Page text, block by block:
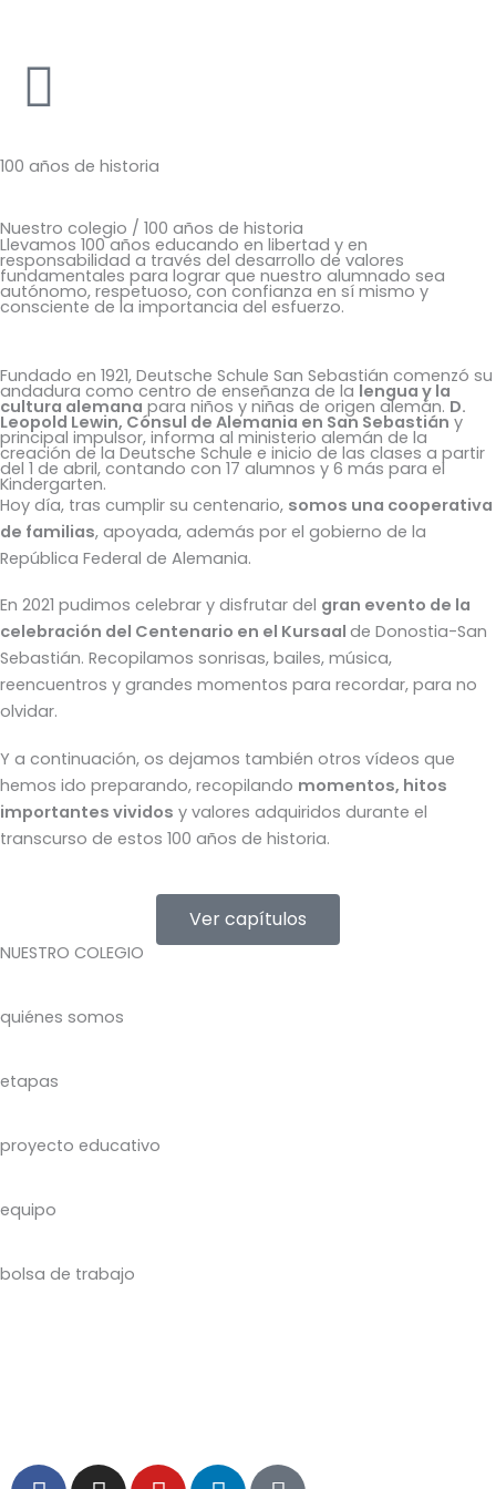
contenido
100 años de historia
Nuestro colegio / 100 años de historia
Llevamos 100 años educando en libertad y en
responsabilidad a través del desarrollo de valores
fundamentales para lograr que nuestro alumnado sea
autónomo, respetuoso, con confianza en sí mismo y
consciente de la importancia del esfuerzo.
Fundado en 1921, Deutsche Schule San Sebastián comenzó su
andadura como centro de enseñanza de la lengua y la
cultura alemana para niños y niñas de origen alemán. D.
Leopold Lewin, Cónsul de Alemania en San Sebastián y
principal impulsor, informa al ministerio alemán de la
creación de la Deutsche Schule e inicio de las clases a partir
del 1 de abril, contando con 17 alumnos y 6 más para el
Kindergarten.
Hoy día, tras cumplir su centenario, somos una cooperativa
de familias, apoyada, además por el gobierno de la
República Federal de Alemania.
En 2021 pudimos celebrar y disfrutar del gran evento de la
celebración del Centenario en el Kursaal de Donostia-San
Sebastián. Recopilamos sonrisas, bailes, música,
reencuentros y grandes momentos para recordar, para no
olvidar.
Y a continuación, os dejamos también otros vídeos que
hemos ido preparando, recopilando momentos, hitos
importantes vividos y valores adquiridos durante el
transcurso de estos 100 años de historia.
Ver capítulos
NUESTRO COLEGIO
quiénes somos
etapas
proyecto educativo
equipo
bolsa de trabajo
F I Y L C